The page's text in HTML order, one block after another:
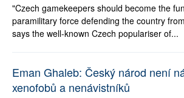
"Czech gamekeepers should become the
paramilitary force defending the country
says the well-known Czech populariser of...
Eman Ghaleb: Český národ není
xenofobů a nenávistníků